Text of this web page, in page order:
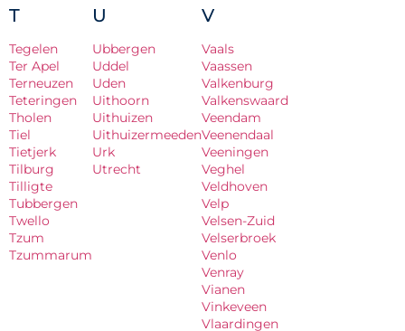
T
Tegelen
Ter Apel
Terneuzen
Teteringen
Tholen
Tiel
Tietjerk
Tilburg
Tilligte
Tubbergen
Twello
Tzum
Tzummarum
U
Ubbergen
Uddel
Uden
Uithoorn
Uithuizen
Uithuizermeeden
Urk
Utrecht
V
Vaals
Vaassen
Valkenburg
Valkenswaard
Veendam
Veenendaal
Veeningen
Veghel
Veldhoven
Velp
Velsen-Zuid
Velserbroek
Venlo
Venray
Vianen
Vinkeveen
Vlaardingen